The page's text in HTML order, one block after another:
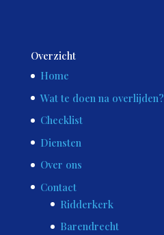
Overzicht
Home
Wat te doen na overlijden?
Checklist
Diensten
Over ons
Contact
Ridderkerk
Barendrecht